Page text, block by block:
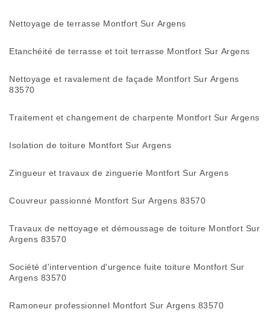
Nettoyage de terrasse Montfort Sur Argens
Etanchéité de terrasse et toit terrasse Montfort Sur Argens
Nettoyage et ravalement de façade Montfort Sur Argens
83570
Traitement et changement de charpente Montfort Sur Argens
Isolation de toiture Montfort Sur Argens
Zingueur et travaux de zinguerie Montfort Sur Argens
Couvreur passionné Montfort Sur Argens 83570
Travaux de nettoyage et démoussage de toiture Montfort Sur
Argens 83570
Société d'intervention d'urgence fuite toiture Montfort Sur
Argens 83570
Ramoneur professionnel Montfort Sur Argens 83570